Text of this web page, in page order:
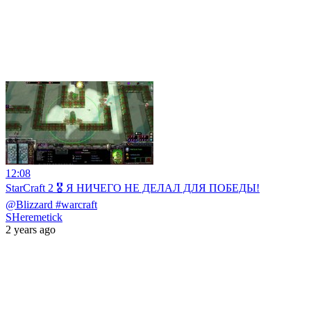
12:08
StarCraft 2 🎖️ Я НИЧЕГО НЕ ДЕЛАЛ ДЛЯ ПОБЕДЫ!
@Blizzard #warcraft
SHeremetick
2 years ago